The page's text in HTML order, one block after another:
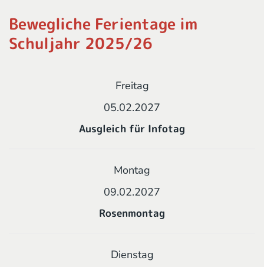
Bewegliche Ferientage im
Schuljahr 2025/26
Freitag
05.02.2027
Ausgleich für Infotag
Montag
09.02.2027
Rosenmontag
Dienstag